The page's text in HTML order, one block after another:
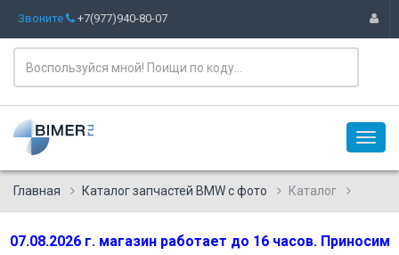
Звоните +7(977)940-80-07
Главная Каталог запчастей BMW с фото Каталог
07.08.2026 г. магазин работает до 16 часов. Приносим